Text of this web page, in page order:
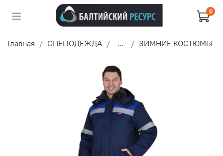
0
Главная СПЕЦОДЕЖДА ... ЗИМНИЕ КОСТЮМЫ